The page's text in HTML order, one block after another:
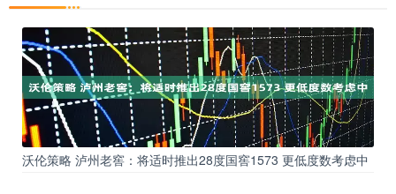
沃伦策略 泸州老窖：将适时推出28度国窖1573 更低度数考虑中